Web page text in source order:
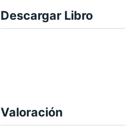
Descargar Libro
Valoración